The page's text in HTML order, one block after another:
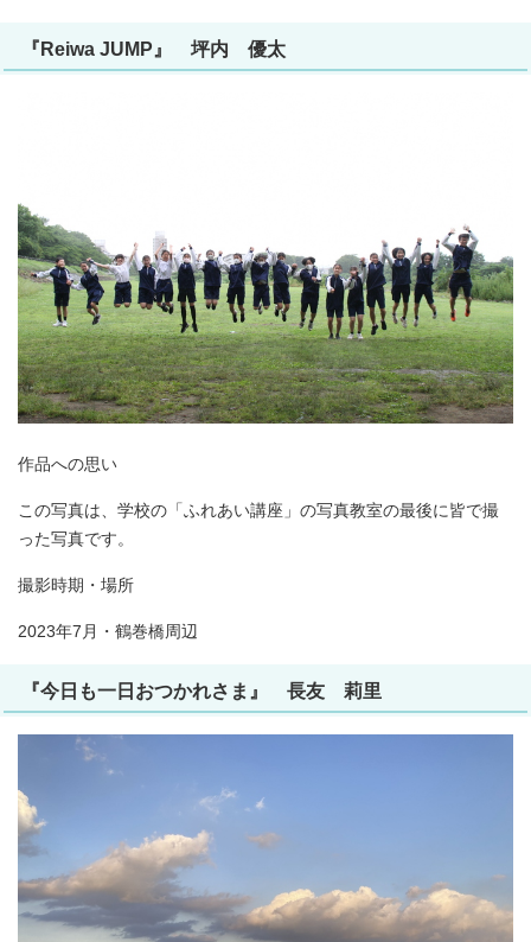
『Reiwa JUMP』 坪内 優太
作品への思い
この写真は、学校の「ふれあい講座」の写真教室の最後に皆で撮
った写真です。
撮影時期・場所
2023年7月・鶴巻橋周辺
『今日も一日おつかれさま』 長友 莉里